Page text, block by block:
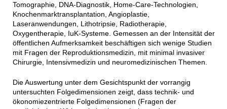
Tomographie, DNA-Diagnostik, Home-Care-Technologien,
Knochenmarktransplantation, Angioplastie,
Laseranwendungen, Lithotripsie, Radiotherapie,
Oxygentherapie, IuK-Systeme. Gemessen an der Intensität der
öffentlichen Aufmerksamkeit beschäftigen sich wenige Studien
mit Fragen der Reproduktionsmedizin, mit minimal invasiver
Chirurgie, Intensivmedizin und neuromedizinischen Themen.
Die Auswertung unter dem Gesichtspunkt der vorrangig
untersuchten Folgedimensionen zeigt, dass technik- und
ökonomiezentrierte Folgedimensionen (Fragen der